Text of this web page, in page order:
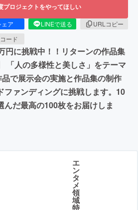
プロジェクトをやってほしい
ェア LINEで送る
URLコピー
ード
円に挑戦中！！リターンの作品集
「人の多様性と美しさ」をテーマ
で展示会の実施と作品集の制作
ファンディングに挑戦します。10
んだ最高の100枚をお届けしま
エ
ン
タ
メ
領
域
特